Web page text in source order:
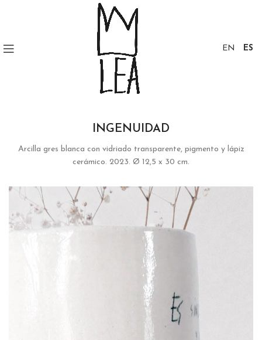
EN ES
INGENUIDAD
Arcilla gres blanca con vidriado transparente, pigmento y lápiz
cerámico. 2023. Ø 12,5 x 30 cm.